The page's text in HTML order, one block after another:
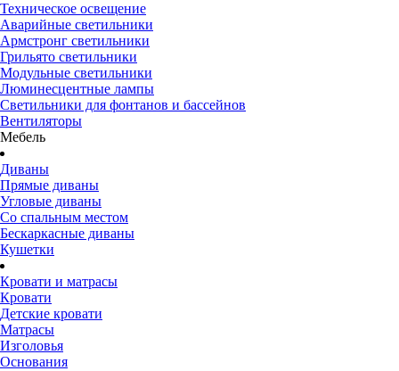
Техническое освещение
Аварийные светильники
Армстронг светильники
Грильято светильники
Модульные светильники
Люминесцентные лампы
Светильники для фонтанов и бассейнов
Вентиляторы
Мебель
Диваны
Прямые диваны
Угловые диваны
Со спальным местом
Бескаркасные диваны
Кушетки
Кровати и матрасы
Кровати
Детские кровати
Матрасы
Изголовья
Основания